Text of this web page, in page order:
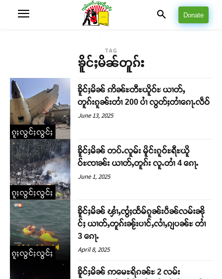
Donate
TAG
ၶိူင်ႈမိၼ်တူၵ်း
ၵူႈလွင်ႈလွင်ႈ
ၶိူင်ႈမိၼ် ဢိၼ်ႊတီႊယိူဝ်ႊ ယၢတ်ႇ
တူၵ်းၵူၼ်းတၢႆ 200 ပၢႆ လွတ်ႈတၢႆၵေႃႉလဵဝ်
June 13, 2025
ၵူႈလွင်ႈလွင်ႈ
ၶိူင်ႈမိၼ် တပ်ႉလူမ်း မိူင်းၵူဝ်ႊရီႊယိူ
ဝ်ႊၸၢၼ်း ယၢတ်ႇတူၵ်း လူႉတၢႆ 4 ၵေႃႉ
June 1, 2025
ၵူႈလွင်ႈလွင်ႈ
ၶိူင်ႈမိၼ် ၾၢႆႇၸွႆႈထႅမ်ၵူၼ်းပဵၼ်လမ်းၼို
င်ႈ ယၢတ်ႇတူၵ်းၼႂ်းပၢင်ႇလၢႆႇၵျပၼ်ႊ တၢႆ
3 ၵေႃႉ
April 8, 2025
ၶိူင်ႈမိၼ် ဢမေႊရိၵၼ်ႊ 2 လမ်း